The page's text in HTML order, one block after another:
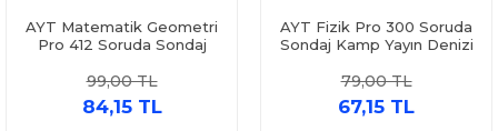
AYT Matematik Geometri
Pro 412 Soruda Sondaj
99,00 TL
84,15 TL
AYT Fizik Pro 300 Soruda
Sondaj Kamp Yayın Denizi
79,00 TL
67,15 TL